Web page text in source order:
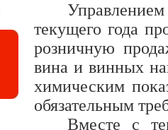
Управлением
текущего года
розничную
вина и винных
химическим
обязательным
Вместе с